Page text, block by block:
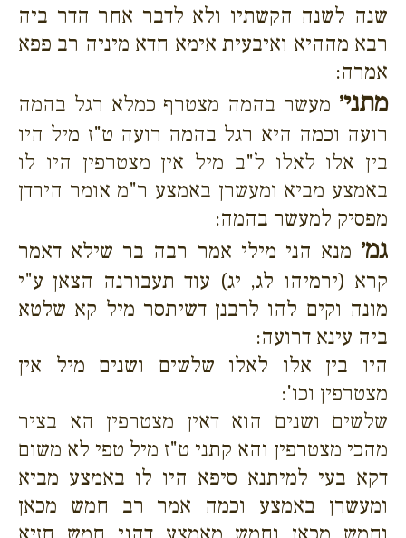
שנה לשנה הקשתיו ולא לדבר אחר הדר ביה
רבא מההיא ואיבעית אימא חדא מיניה רב פפא
אמרה:
מתני׳ מעשר בהמה מצטרף כמלא רגל בהמה
רועה וכמה היא רגל בהמה רועה ט"ז מיל היו
בין אלו לאלו ל"ב מיל אין מצטרפין היו לו
באמצע מביא ומעשרן באמצע ר"מ אומר הירדן
מפסיק למעשר בהמה:
גמ׳ מנא הני מילי אמר רבה בר שילא דאמר
קרא (ירמיהו לג, יג) עוד תעבורנה הצאן ע"י
מונה וקים להו לרבנן דשיתסר מיל קא שלטא
ביה עינא דרועה:
היו בין אלו לאלו שלשים ושנים מיל אין
מצטרפין וכו':
שלשים ושנים הוא דאין מצטרפין הא בציר
מהכי מצטרפין והא קתני ט"ז מיל טפי לא משום
דקא בעי למיתנא סיפא היו לו באמצע מביא
ומעשרן באמצע וכמה אמר רב חמש מכאן